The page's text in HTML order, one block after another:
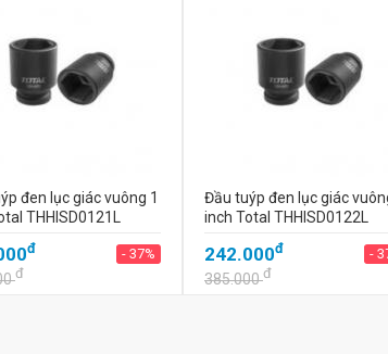
đen lục giác vuông 1
THHISD0121L
đ - 37%
đ
Đầu tuýp đen lục giác
inch Total THHISD0122L
242.000đ -
385.000đ